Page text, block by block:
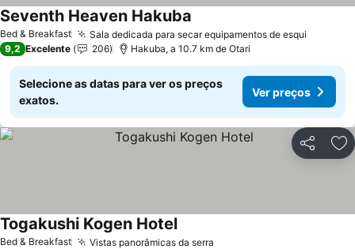
Bed & Breakfast Sala dedicada para secar equipamentos de esqui
Seventh Heaven Hakuba
9,2 Excelente 206 Hakuba, a 10.7 km de Otari
Selecione as datas para ver os preços
exatos.
Ver preços
Partilhar
Bed & Breakfast Vistas panorâmicas da serra
Togakushi Kogen HotelVer preços